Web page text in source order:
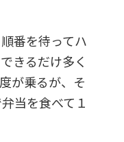
番を待ってハ
きるだけ多く
が乗るが、そ
当を食べて１